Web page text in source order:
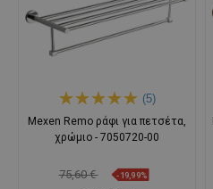
(5)
Mexen Remo ράφι για πετσέτα,
χρώμιο - 7050720-00
75,60 € -19,99%